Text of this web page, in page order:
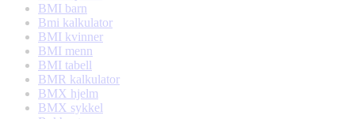
BMI barn
Bmi kalkulator
BMI kvinner
BMI menn
BMI tabell
BMR kalkulator
BMX hjelm
BMX sykkel